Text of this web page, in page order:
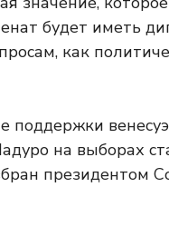
будет иметь
как
поддержки
на выборах
президентом